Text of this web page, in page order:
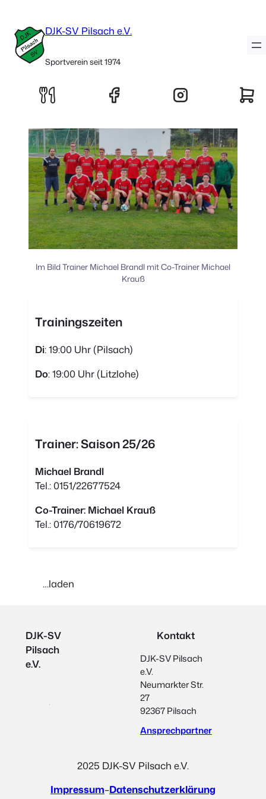
DJK-SV Pilsach e.V.
Sportverein seit 1974
1. Herrenmannschaft
Im Bild Trainer Michael Brandl mit Co-Trainer Michael
Krauß
Trainingszeiten
Di: 19:00 Uhr (Pilsach)
Do: 19:00 Uhr (Litzlohe)
Trainer: Saison 25/26
Michael Brandl
Tel.: 0151/22677524
Co-Trainer: Michael Krauß
Tel.: 0176/70619672
…laden
DJK-SV
Pilsach
e.V.
Kontakt
DJK-SV Pilsach
e.V.
Neumarkter Str.
27
92367 Pilsach
Ansprechpartner
2025 DJK-SV Pilsach e.V.
Impressum–Datenschutzerklärung